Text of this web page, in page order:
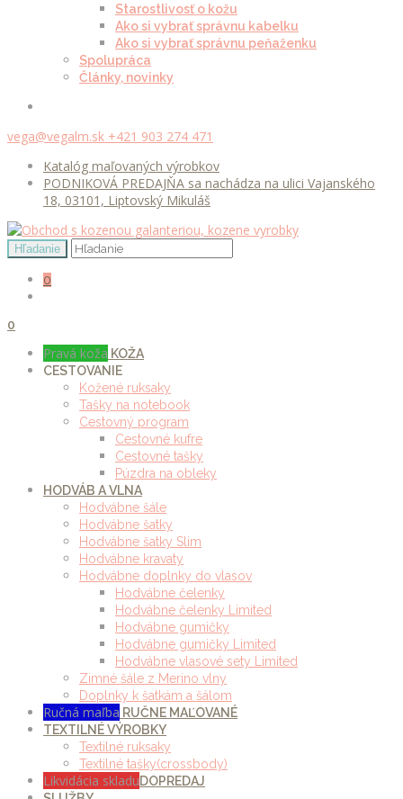
Starostlivosť o kožu
Ako si vybrať správnu kabelku
Ako si vybrať správnu peňaženku
Spolupráca
Články, novinky
vega@vegalm.sk +421 903 274 471
Katalóg maľovaných výrobkov
PODNIKOVÁ PREDAJŇA sa nachádza na ulici Vajanského
18, 03101, Liptovský Mikuláš
0
0
Pravá koža KOŽA
CESTOVANIE
Kožené ruksaky
Tašky na notebook
Cestovný program
Cestovné kufre
Cestovné tašky
Púzdra na obleky
HODVÁB A VLNA
Hodvábne šále
Hodvábne šatky
Hodvábne šatky Slim
Hodvábne kravaty
Hodvábne doplnky do vlasov
Hodvábne čelenky
Hodvábne čelenky Limited
Hodvábne gumičky
Hodvábne gumičky Limited
Hodvábne vlasové sety Limited
Zimné šále z Merino vlny
Doplnky k šatkám a šálom
Ručná maľba RUČNE MAĽOVANÉ
TEXTILNÉ VÝROBKY
Textilné ruksaky
Textilné tašky(crossbody)
Likvidácia skladuDOPREDAJ